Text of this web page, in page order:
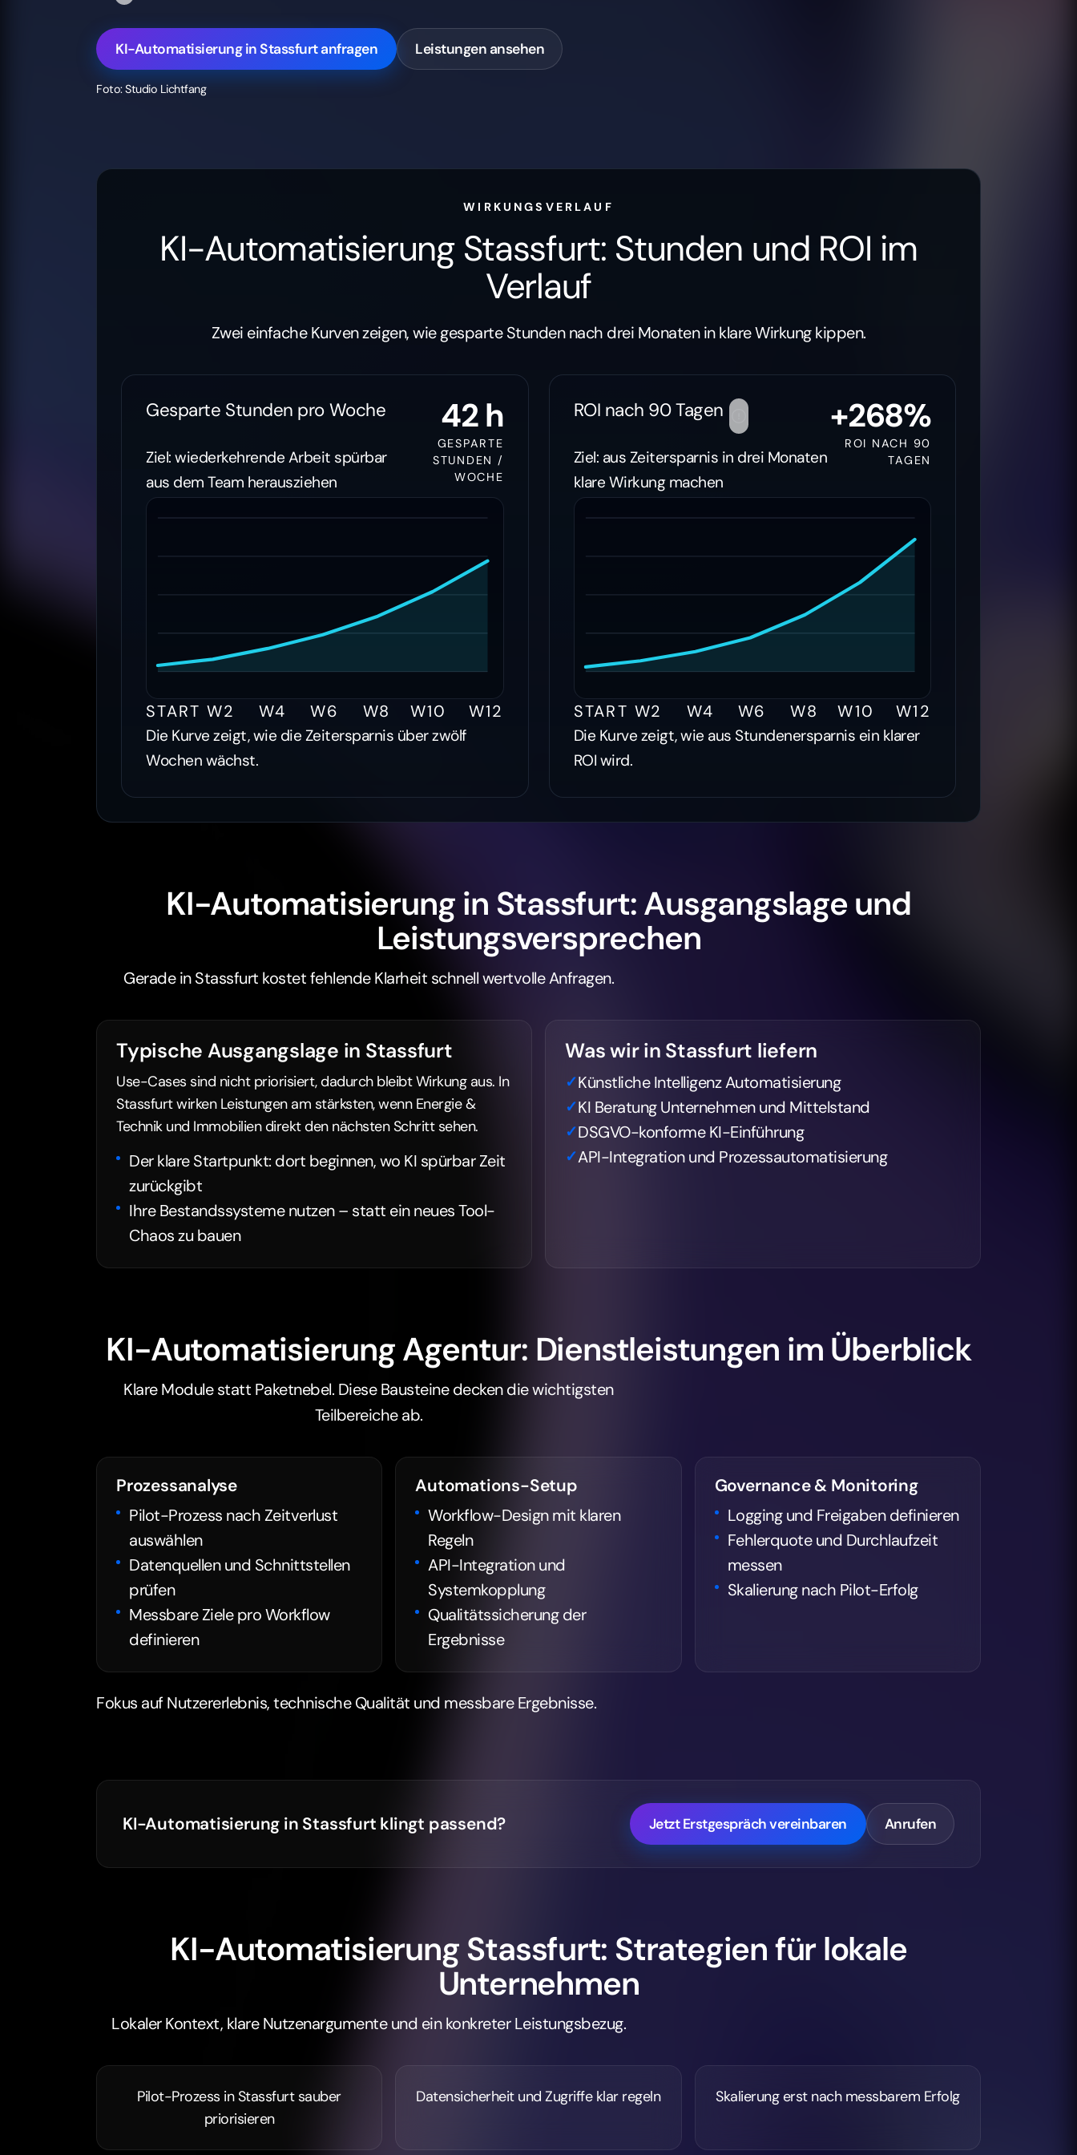
KI-Automatisierung in Stassfurt anfragen Leistungen ansehen
Foto: Studio Lichtfang
WIRKUNGSVERLAUF
KI-Automatisierung Stassfurt: Stunden und ROI im
Verlauf
Zwei einfache Kurven zeigen, wie gesparte Stunden nach drei Monaten in klare Wirkung kippen.
Gesparte Stunden pro Woche
Ziel: wiederkehrende Arbeit spürbar
aus dem Team herausziehen
42 h
GESPARTE
STUNDEN /
WOCHE
START W2 W4 W6 W8 W10 W12
Die Kurve zeigt, wie die Zeitersparnis über zwölf
Wochen wächst.
ROI nach 90 Tagen
Ziel: aus Zeitersparnis in drei Monaten
klare Wirkung machen
+268%
ROI NACH 90
TAGEN
START W2 W4 W6 W8 W10 W12
Die Kurve zeigt, wie aus Stundenersparnis ein klarer
ROI wird.
KI-Automatisierung in Stassfurt: Ausgangslage und
Leistungsversprechen
Gerade in Stassfurt kostet fehlende Klarheit schnell wertvolle Anfragen.
Typische Ausgangslage in Stassfurt
Use-Cases sind nicht priorisiert, dadurch bleibt Wirkung aus. In
Stassfurt wirken Leistungen am stärksten, wenn Energie &
Technik und Immobilien direkt den nächsten Schritt sehen.
Der klare Startpunkt: dort beginnen, wo KI spürbar Zeit
zurückgibt
Ihre Bestandssysteme nutzen – statt ein neues Tool-
Chaos zu bauen
Was wir in Stassfurt liefern
Künstliche Intelligenz Automatisierung
KI Beratung Unternehmen und Mittelstand
DSGVO-konforme KI-Einführung
API-Integration und Prozessautomatisierung
KI-Automatisierung Agentur: Dienstleistungen im Überblick
Klare Module statt Paketnebel. Diese Bausteine decken die wichtigsten
Teilbereiche ab.
Prozessanalyse
Pilot-Prozess nach Zeitverlust
auswählen
Datenquellen und Schnittstellen
prüfen
Messbare Ziele pro Workflow
definieren
Automations-Setup
Workflow-Design mit klaren
Regeln
API-Integration und
Systemkopplung
Qualitätssicherung der
Ergebnisse
Governance & Monitoring
Logging und Freigaben definieren
Fehlerquote und Durchlaufzeit
messen
Skalierung nach Pilot-Erfolg
Fokus auf Nutzererlebnis, technische Qualität und messbare Ergebnisse.
KI-Automatisierung in Stassfurt klingt passend? Jetzt Erstgespräch vereinbaren Anrufen
KI-Automatisierung Stassfurt: Strategien für lokale
Unternehmen
Lokaler Kontext, klare Nutzenargumente und ein konkreter Leistungsbezug.
Pilot-Prozess in Stassfurt sauber
priorisieren
Datensicherheit und Zugriffe klar regeln Skalierung erst nach messbarem Erfolg